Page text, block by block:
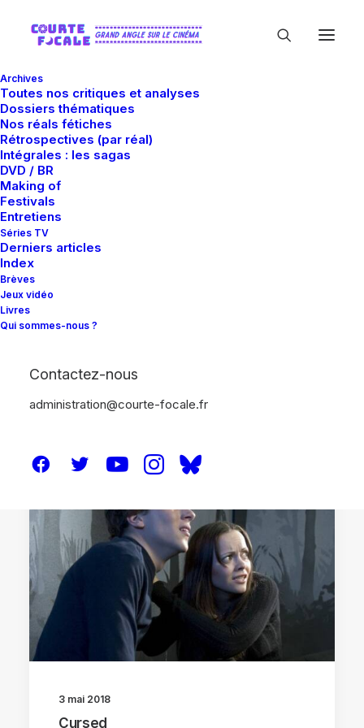
Archives
Toutes nos critiques et analyses
Dossiers thématiques
Nos réals fétiches
Rétrospectives (par réal)
Intégrales : les sagas
DVD / BR
Making of
Festivals
Entretiens
Séries TV
Derniers articles
Index
Brèves
Jeux vidéo
Livres
Qui sommes-nous ?
Contactez-nous
administration@courte-focale.fr
3 mai 2018
Cursed